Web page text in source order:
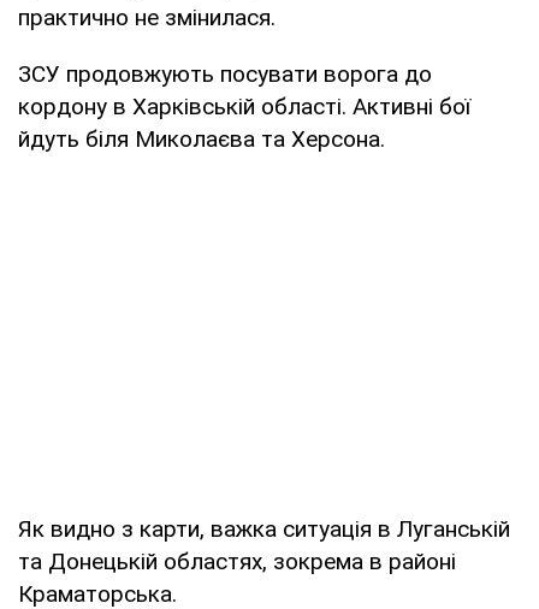
практично не змінилася.
ЗСУ продовжують посувати ворога до
кордону в Харківській області. Активні бої
йдуть біля Миколаєва та Херсона.
Як видно з карти, важка ситуація в Луганській
та Донецькій областях, зокрема в районі
Краматорська.